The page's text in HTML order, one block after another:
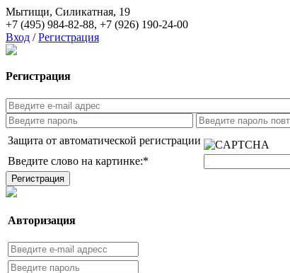
Мытищи, Силикатная, 19
+7 (495) 984-82-88, +7 (926) 190-24-00
Вход / Регистрация
Регистрация
Защита от автоматической регистрации
Введите слово на картинке:*
Авторизация